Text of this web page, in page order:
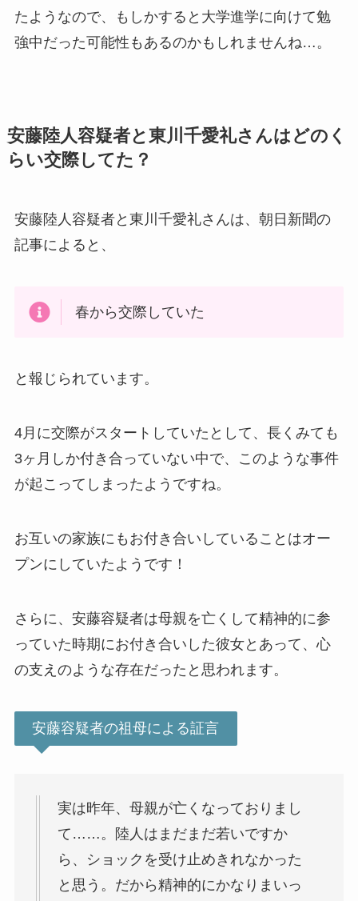
たようなので、もしかすると大学進学に向けて勉
強中だった可能性もあるのかもしれませんね…。
安藤陸人容疑者と東川千愛礼さんはどのく
らい交際してた？
安藤陸人容疑者と東川千愛礼さんは、朝日新聞の
記事によると、
春から交際していた
と報じられています。
4月に交際がスタートしていたとして、長くみても
3ヶ月しか付き合っていない中で、このような事件
が起こってしまったようですね。
お互いの家族にもお付き合いしていることはオー
プンにしていたようです！
さらに、安藤容疑者は母親を亡くして精神的に参
っていた時期にお付き合いした彼女とあって、心
の支えのような存在だったと思われます。
安藤容疑者の祖母による証言
実は昨年、母親が亡くなっておりまし
て……。陸人はまだまだ若いですか
ら、ショックを受け止めきれなかった
と思う。だから精神的にかなりまいっ